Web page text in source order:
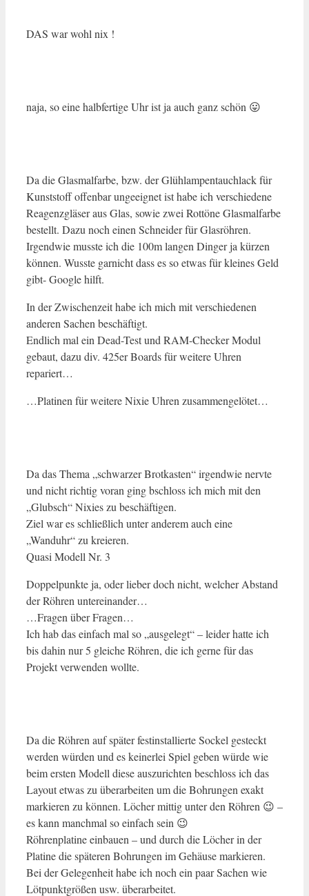
DAS war wohl nix !
naja, so eine halbfertige Uhr ist ja auch ganz schön 😛
Da die Glasmalfarbe, bzw. der Glühlampentauchlack für
Kunststoff offenbar ungeeignet ist habe ich verschiedene
Reagenzgläser aus Glas, sowie zwei Rottöne Glasmalfarbe
bestellt. Dazu noch einen Schneider für Glasröhren.
Irgendwie musste ich die 100m langen Dinger ja kürzen
können. Wusste garnicht dass es so etwas für kleines Geld
gibt- Google hilft.
In der Zwischenzeit habe ich mich mit verschiedenen
anderen Sachen beschäftigt.
Endlich mal ein Dead-Test und RAM-Checker Modul
gebaut, dazu div. 425er Boards für weitere Uhren
repariert…
…Platinen für weitere Nixie Uhren zusammengelötet…
Da das Thema „schwarzer Brotkasten“ irgendwie nervte
und nicht richtig voran ging bschloss ich mich mit den
„Glubsch“ Nixies zu beschäftigen.
Ziel war es schließlich unter anderem auch eine
„Wanduhr“ zu kreieren.
Quasi Modell Nr. 3
Doppelpunkte ja, oder lieber doch nicht, welcher Abstand
der Röhren untereinander…
…Fragen über Fragen…
Ich hab das einfach mal so „ausgelegt“ – leider hatte ich
bis dahin nur 5 gleiche Röhren, die ich gerne für das
Projekt verwenden wollte.
Da die Röhren auf später festinstallierte Sockel gesteckt
werden würden und es keinerlei Spiel geben würde wie
beim ersten Modell diese auszurichten beschloss ich das
Layout etwas zu überarbeiten um die Bohrungen exakt
markieren zu können. Löcher mittig unter den Röhren 😉 –
es kann manchmal so einfach sein 😉
Röhrenplatine einbauen – und durch die Löcher in der
Platine die späteren Bohrungen im Gehäuse markieren.
Bei der Gelegenheit habe ich noch ein paar Sachen wie
Lötpunktgrößen usw. überarbeitet.